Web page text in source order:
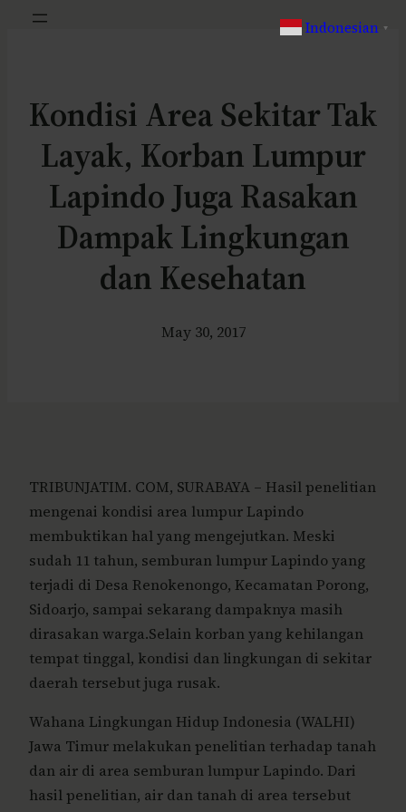
Kondisi Area Sekitar Tak
Layak, Korban Lumpur
Lapindo Juga Rasakan
Dampak Lingkungan
dan Kesehatan
May 30, 2017
TRIBUNJATIM. COM, SURABAYA – Hasil penelitian
mengenai kondisi area lumpur Lapindo
membuktikan hal yang mengejutkan. Meski
sudah 11 tahun, semburan lumpur Lapindo yang
terjadi di Desa Renokenongo, Kecamatan Porong,
Sidoarjo, sampai sekarang dampaknya masih
dirasakan warga.Selain korban yang kehilangan
tempat tinggal, kondisi dan lingkungan di sekitar
daerah tersebut juga rusak.
Wahana Lingkungan Hidup Indonesia (WALHI)
Jawa Timur melakukan penelitian terhadap tanah
dan air di area semburan lumpur Lapindo. Dari
hasil penelitian, air dan tanah di area tersebut
Indonesian ▼